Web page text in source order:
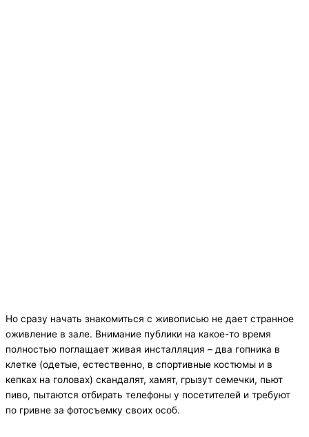
Но сразу начать знакомиться с живописью не дает странное
оживление в зале. Внимание публики на какое-то время
полностью поглащает живая инсталляция – два гопника в
клетке (одетые, естественно, в спортивные костюмы и в
кепках на головах) скандалят, хамят, грызут семечки, пьют
пиво, пытаются отбирать телефоны у посетителей и требуют
по гривне за фотосъемку своих особ.